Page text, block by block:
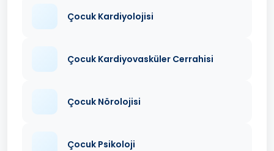
Çocuk Kardiyolojisi
Çocuk Kardiyovasküler Cerrahisi
Çocuk Nörolojisi
Çocuk Psikoloji